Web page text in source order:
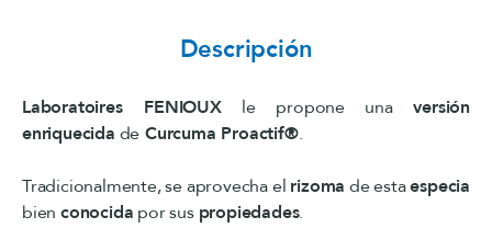
Descripción
Laboratoires FENIOUXle propone unaversión
enriquecida de Curcuma Proactif®.
Tradicionalmente, se aprovecha el rizoma de estaespecia
bien conocida por sus propiedades.